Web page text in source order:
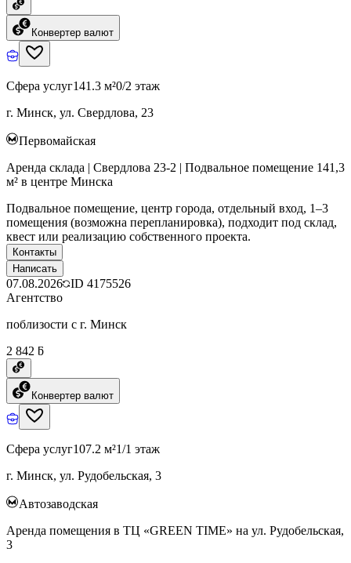
Конвертер валют
Сфера услуг141.3 м²0/2 этаж
г. Минск, ул. Свердлова, 23
Первомайская
Аренда склада | Свердлова 23-2 | Подвальное помещение 141,3
м² в центре Минска
Подвальное помещение, центр города, отдельный вход, 1–3
помещения (возможна перепланировка), подходит под склад,
квест или реализацию собственного проекта.
Контакты
Написать
07.08.2026 ID 4175526
Агентство
поблизости с г. Минск
2 842 ƃ
Конвертер валют
Сфера услуг107.2 м²1/1 этаж
г. Минск, ул. Рудобельская, 3
Автозаводская
Аренда помещения в ТЦ «GREEN TIME» на ул. Рудобельская,
3